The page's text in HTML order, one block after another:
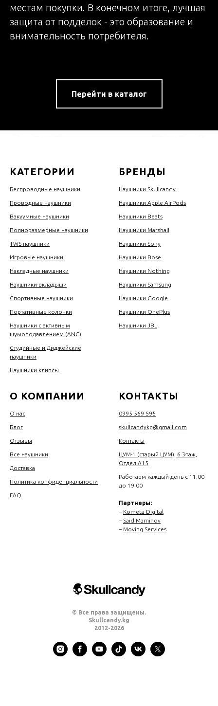
местам покупки. В конечном итоге, лучшая
защита от подделок - это образование и
внимательность потребителя.
Перейти в каталог
КАТЕГОРИИ
Беспроводные наушники
Проводные наушники
Вакуумные наушники
Полноразмерные наушники
TWS наушники
Игровые наушники
Накладные наушники
Наушники-вкладыши
Спортивные наушники
Портативные колонки
Наушники с активным
шумоподавлением (ANC)
Студийные и Диджейские
наушники
Наушники клипсы
БРЕНДЫ
Наушники Skullcandy
Наушники Apple AirPods
Наушники Beats
Наушники Marshall
Наушники Sony
Наушники Bose
Наушники Nothing
Наушники Samsung
Наушники Google
Наушники OnePlus
Наушники JBL
О КОМПАНИИ
О нас
Блог
Отзывы
Все наушники
Доставка
Политика конфиденциальности
FAQ
КОНТАКТЫ
0995 569 595
skullcandykg@gmail.com
Контакты
ЦУМ-1 (старый ЦУМ), 6 Этаж,
Отдел А15
Работаем каждый день с 11:00
до 19:00
Партнеры:
– Kometa Digital
– Said Maminov
– Moving Services
© Все права защищены.
Skullcandy.kg
2012-2026